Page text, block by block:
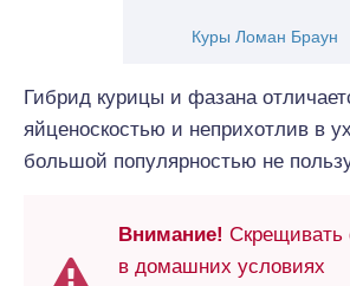
Куры Ломан Браун
Гибрид курицы и фазана
яйценоскостью и неприхотлив в
большой популярностью не
Внимание! Скрещивать
в домашних условиях